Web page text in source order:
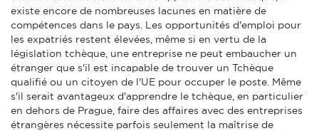
existe encore de nombreuses lacunes en matière de
compétences dans le pays. Les opportunités d'emploi pour
les expatriés restent élevées, même si en vertu de la
législation tchèque, une entreprise ne peut embaucher un
étranger que s'il est incapable de trouver un Tchèque
qualifié ou un citoyen de l'UE pour occuper le poste. Même
s'il serait avantageux d'apprendre le tchèque, en particulier
en dehors de Prague, faire des affaires avec des entreprises
étrangères nécessite parfois seulement la maîtrise de